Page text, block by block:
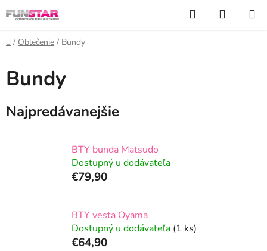
na
obsah
Hľadať
KOŠÍK
Domov
/ Oblečenie / Bundy
Bundy
Najpredávanejšie
BTY bunda Matsudo
Dostupný u dodávateľa
€79,90
BTY vesta Oyama
Dostupný u dodávateľa (1 ks)
€64,90